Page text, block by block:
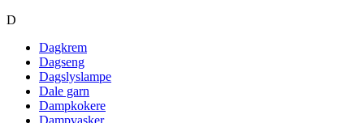
D
Dagkrem
Dagseng
Dagslyslampe
Dale garn
Dampkokere
Dampvasker